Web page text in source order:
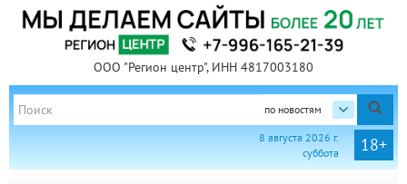
ООО "Регион центр", ИНН 4817003180
по новостям
18+
8 августа 2026 г.
суббота